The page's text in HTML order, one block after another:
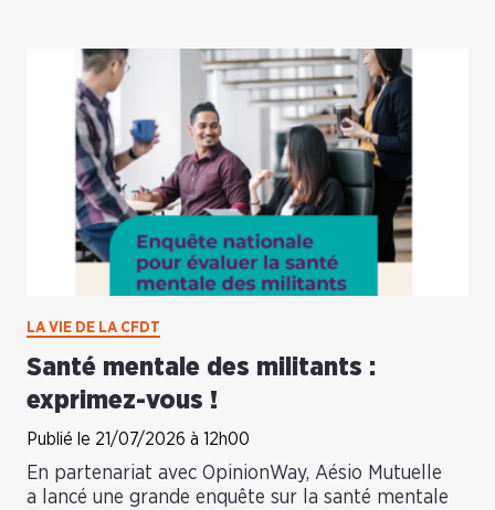
LA VIE DE LA CFDT
Santé mentale des militants :
exprimez-vous !
Publié le 21/07/2026 à 12h00
En partenariat avec OpinionWay, Aésio Mutuelle
a lancé une grande enquête sur la santé mentale